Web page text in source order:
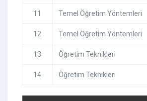
11 Temel Öğretim Yöntemleri
12 Temel Öğretim Yöntemleri
13 Öğretim Teknikleri
14 Öğretim Teknikleri